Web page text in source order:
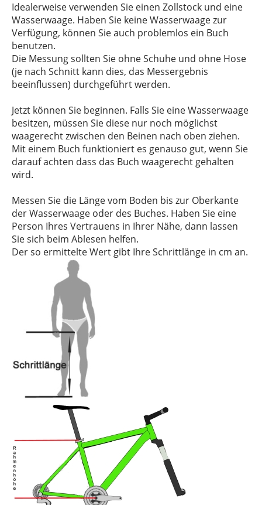
Idealerweise verwenden Sie einen Zollstock und eine
Wasserwaage. Haben Sie keine Wasserwaage zur
Verfügung, können Sie auch problemlos ein Buch
benutzen.
Die Messung sollten Sie ohne Schuhe und ohne Hose
(je nach Schnitt kann dies, das Messergebnis
beeinflussen) durchgeführt werden.
Jetzt können Sie beginnen. Falls Sie eine Wasserwaage
besitzen, müssen Sie diese nur noch möglichst
waagerecht zwischen den Beinen nach oben ziehen.
Mit einem Buch funktioniert es genauso gut, wenn Sie
darauf achten dass das Buch waagerecht gehalten
wird.
Messen Sie die Länge vom Boden bis zur Oberkante
der Wasserwaage oder des Buches. Haben Sie eine
Person Ihres Vertrauens in Ihrer Nähe, dann lassen
Sie sich beim Ablesen helfen.
Der so ermittelte Wert gibt Ihre Schrittlänge in cm an.